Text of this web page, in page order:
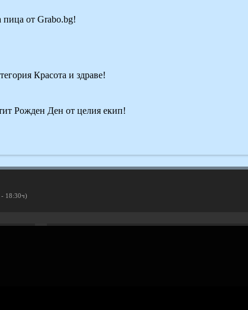
пица от Grabo.bg!
Красота и здраве!
Рожден Ден от целия екип!
18:30ч)